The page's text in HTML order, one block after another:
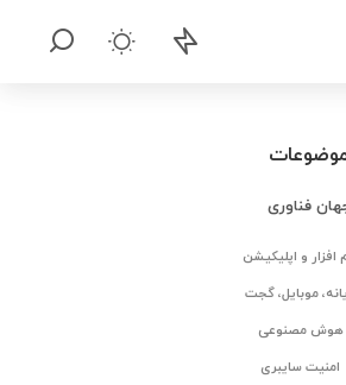
فناوری
افزار و اپلیکیشن
موبایل، گجت
هوش مصنوعی
امنیت سایبری